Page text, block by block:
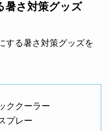
暑さ対策グッズ
する暑さ対策グッズを
ククーラー
プレー